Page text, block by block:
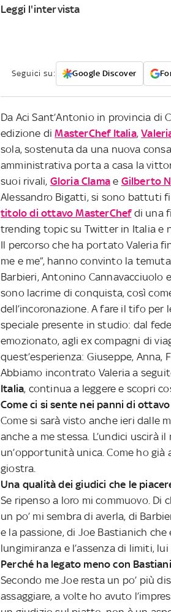
Leggi l'intervista
Seguici su: Google Discover
Da Aci Sant’Antonio in provincia
edizione diMasterChef Italia,
sola, sostenuta da una nuova
amministrativa porta a casa la
suoi rivali, Gloria Clama e Gilberto
Alessandro Bigatti, si sono battuti
titolo di ottavo MasterChefdi una
trending topic su Twitter in Italia e
Il percorso che ha portato Valeria
me e me”, hanno convinto la
Barbieri, Antonino Cannavacciuolo
sono lacrime di conquista, così
dell’incoronazione. A fare il tifo
speciale presente in studio: dal
emozionato, agli ex compagni di
quest’esperienza: Giuseppe, Anna,
Abbiamo incontrato Valeria a
Italia, continua a leggere e scopri
Come ci si sente nei panni di
Come si sarà visto anche ieri dalle
anche a me stessa. L’undici uscirà
un’opportunità unica. Come ho
giostra.
Una qualità dei giudici che le
Se ripenso a loro mi commuovo. Di
un po’ mi sembra di averla, di
e la passione, di Joe Bastianich
lungimiranza e l’assenza di limiti,
Perché ha legato meno con
Secondo me Joe resta un po’ più
assaggiare, a volte ho avuto